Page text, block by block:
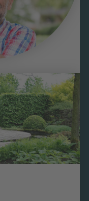
Garten aktuell